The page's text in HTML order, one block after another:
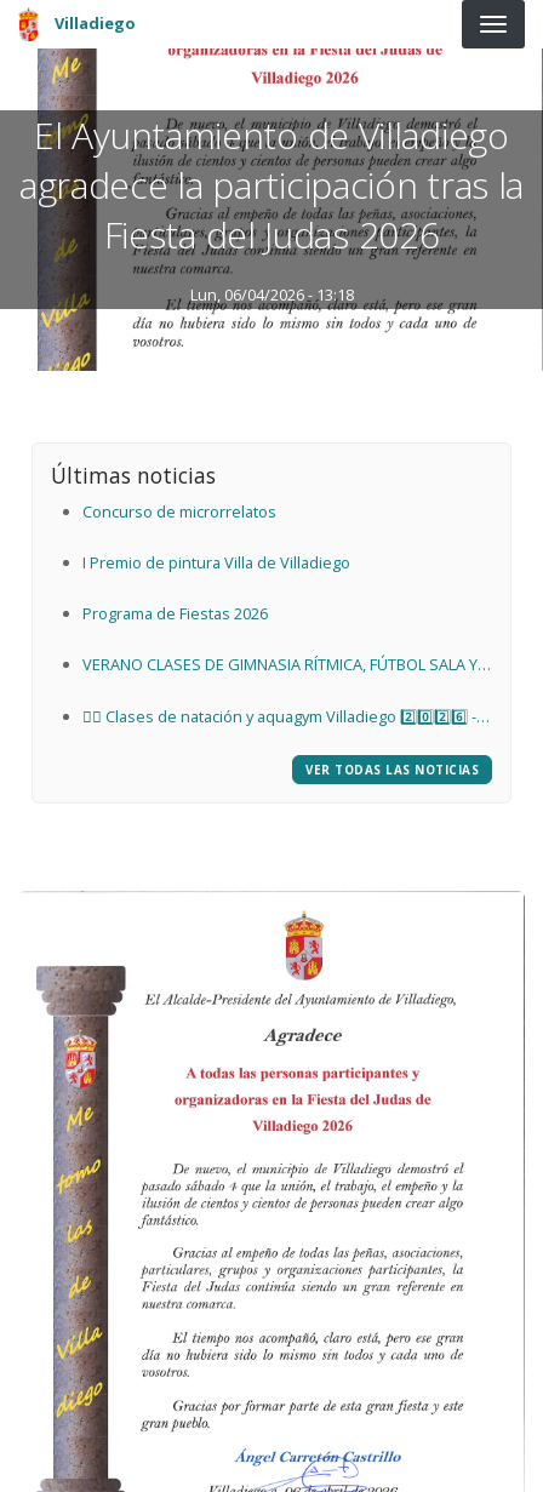
Pasar al contenido principal
Villadiego
El Ayuntamiento de Villadiego
agradece la participación tras la
Fiesta del Judas 2026
Lun, 06/04/2026 - 13:18
Últimas noticias
Concurso de microrrelatos
I Premio de pintura Villa de Villadiego
Programa de Fiestas 2026
VERANO CLASES DE GIMNASIA RÍTMICA, FÚTBOL SALA Y
🏊‍♀️ Clases de natación y aquagym Villadiego 2️⃣0️⃣2️⃣6️⃣ -
VER TODAS LAS NOTICIAS